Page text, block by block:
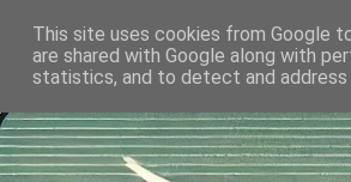
This site uses cookies from Google
are shared with Google along with
statistics, and to detect and address